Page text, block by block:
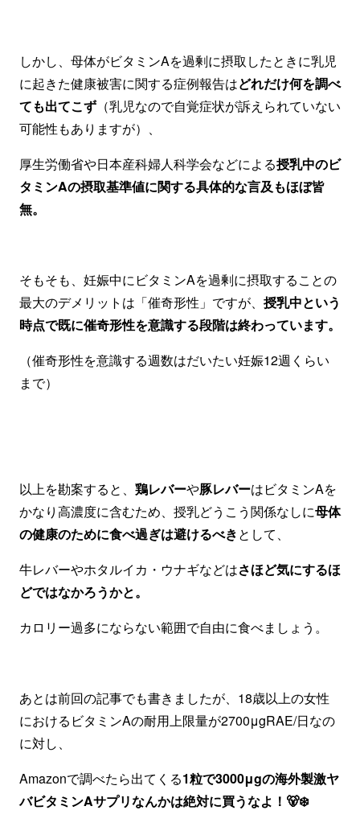
しかし、母体がビタミンAを過剰に摂取したときに乳児
に起きた健康被害に関する症例報告はどれだけ何を調べ
ても出てこず （乳児なので自覚症状が訴えられていない
可能性もありますが）、
厚生労働省や日本産科婦人科学会などによる授乳中のビ
タミンAの摂取基準値に関する具体的な言及もほぼ皆
無。
そもそも、妊娠中にビタミンAを過剰に摂取することの
最大のデメリットは「催奇形性」ですが、 授乳中という
時点で既に催奇形性を意識する段階は終わっています。
（催奇形性を意識する週数はだいたい妊娠12週くらい
まで）
以上を勘案すると、 鶏レバーや豚レバーはビタミンAを
かなり高濃度に含むため、授乳どうこう関係なしに母体
の健康のために食べ過ぎは避けるべきとして、
牛レバーやホタルイカ・ウナギなどはさほど気にするほ
どではなかろうかと。
カロリー過多にならない範囲で自由に食べましょう。
あとは前回の記事でも書きましたが、18歳以上の女性
におけるビタミンAの耐用上限量が2700μgRAE/日なの
に対し、
Amazonで調べたら出てくる1粒で3000μgの海外製激ヤ
バビタミンAサプリなんかは絶対に買うなよ！🐻‍❄️